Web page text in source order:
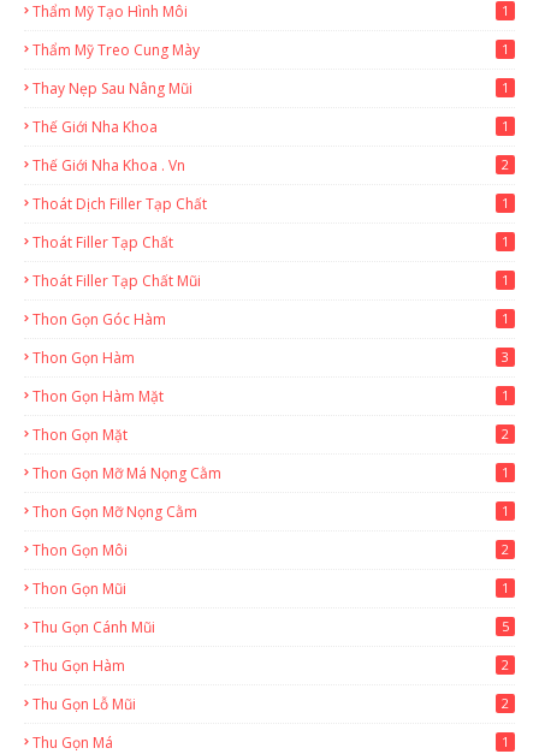
Thẩm Mỹ Tạo Hình Môi 1
Thẩm Mỹ Treo Cung Mày 1
Thay Nẹp Sau Nâng Mũi 1
Thế Giới Nha Khoa 1
Thế Giới Nha Khoa . Vn 2
Thoát Dịch Filler Tạp Chất 1
Thoát Filler Tạp Chất 1
Thoát Filler Tạp Chất Mũi 1
Thon Gọn Góc Hàm 1
Thon Gọn Hàm 3
Thon Gọn Hàm Mặt 1
Thon Gọn Mặt 2
Thon Gọn Mỡ Má Nọng Cằm 1
Thon Gọn Mỡ Nọng Cằm 1
Thon Gọn Môi 2
Thon Gọn Mũi 1
Thu Gọn Cánh Mũi 5
Thu Gọn Hàm 2
Thu Gọn Lỗ Mũi 2
Thu Gọn Má 1